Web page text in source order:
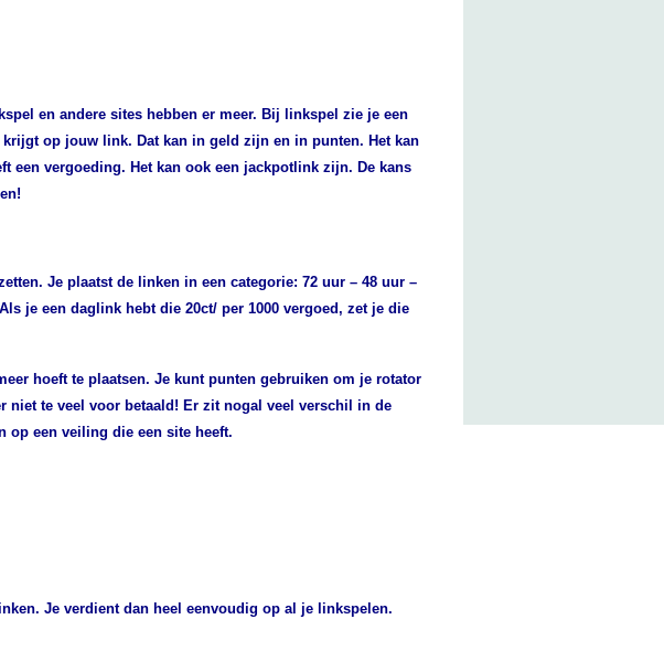
en andere sites hebben er meer. Bij linkspel zie je een
krijgt op jouw link. Dat kan in geld zijn en in punten. Het kan
een vergoeding. Het kan ook een jackpotlink zijn. De kans
Je plaatst de linken in een categorie: 72 uur – 48 uur –
Als je een daglink hebt die 20ct/ per 1000 vergoed, zet je die
hoeft te plaatsen. Je kunt punten gebruiken om je rotator
niet te veel voor betaald! Er zit nogal veel verschil in de
op een veiling die een site heeft.
Je verdient dan heel eenvoudig op al je linkspelen.